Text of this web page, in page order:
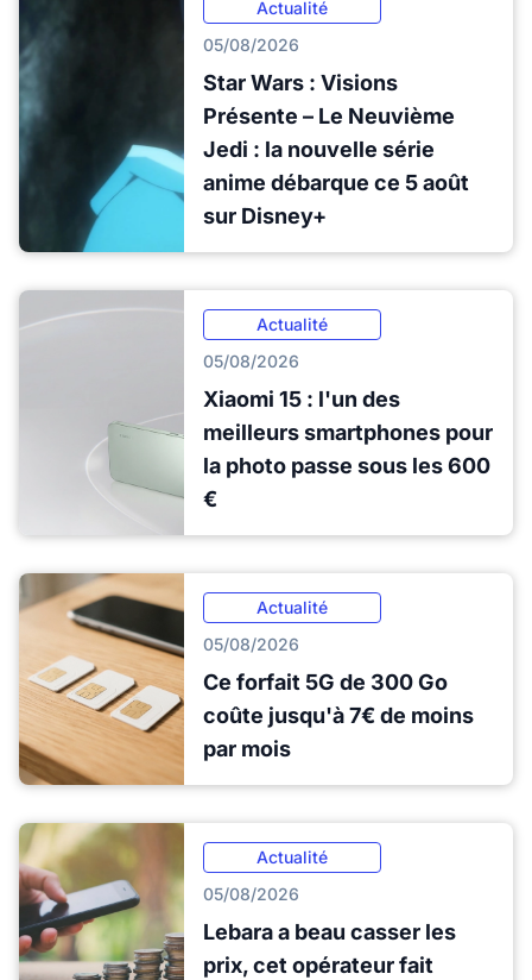
Actualité
05/08/2026
Star Wars : Visions
Présente – Le Neuvième
Jedi : la nouvelle série
anime débarque ce 5 août
sur Disney+
Actualité
05/08/2026
Xiaomi 15 : l'un des
meilleurs smartphones pour
la photo passe sous les 600
€
Actualité
05/08/2026
Ce forfait 5G de 300 Go
coûte jusqu'à 7€ de moins
par mois
Actualité
05/08/2026
Lebara a beau casser les
prix, cet opérateur fait